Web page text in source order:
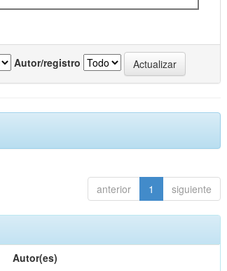
Autor/registro
anterior 1 siguiente
Autor(es)